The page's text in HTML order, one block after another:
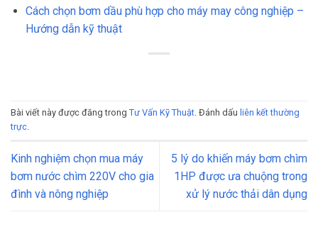
Cách chọn bơm dầu phù hợp cho máy may công nghiệp –
Hướng dẫn kỹ thuật
Bài viết này được đăng trong Tư Vấn Kỹ Thuật. Đánh dấu liên kết thường
trực.
Kinh nghiệm chọn mua máy
bơm nước chìm 220V cho gia
đình và nông nghiệp
5 lý do khiến máy bơm chìm
1HP được ưa chuộng trong
xử lý nước thải dân dụng